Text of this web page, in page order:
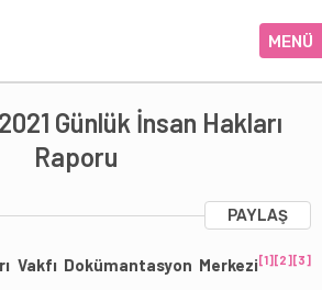
MENÜ
Günlük İnsan Hakları
Raporu
PAYLAŞ
Vakfı Dokümantasyon Merkezi[1][2][3]